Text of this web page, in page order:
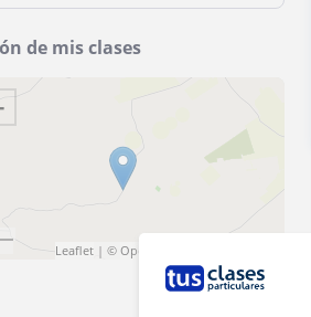
de mis clases
Leaflet | ©OpenStreetMap